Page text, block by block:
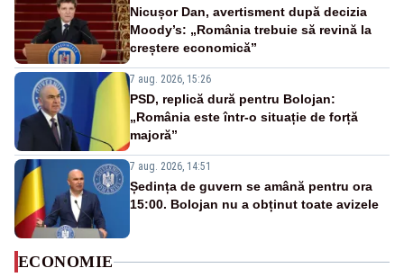
Nicușor Dan, avertisment după decizia
Moody’s: „România trebuie să revină la
creștere economică”
7 aug. 2026, 15:26
PSD, replică dură pentru Bolojan:
„România este într-o situație de forță
majoră”
7 aug. 2026, 14:51
Ședința de guvern se amână pentru ora
15:00. Bolojan nu a obținut toate avizele
ECONOMIE